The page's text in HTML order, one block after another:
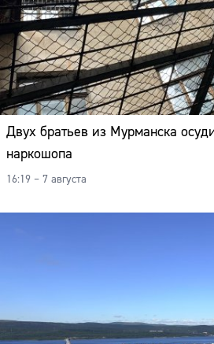
Двух братьев из Мурманска
наркошопа
16:19 – 7 августа